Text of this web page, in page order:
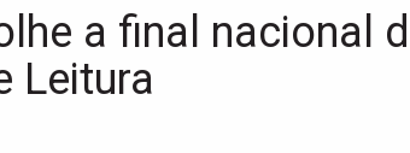
a final nacional
Leitura